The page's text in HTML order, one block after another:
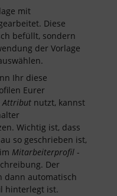
mit
Diese
befüllt, sondern
der Vorlage
Ihr diese
Eurer
Attribut nutzt, kannst
Wichtig ist, dass
so geschrieben ist,
im Mitarbeiterprofil -
Der
dann automatisch
hinterlegt ist.